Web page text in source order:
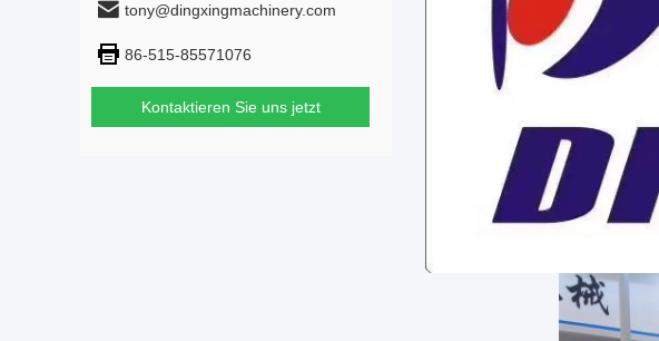
tony@dingxingmachinery.com
86-515-85571076
Kontaktieren Sie uns jetzt